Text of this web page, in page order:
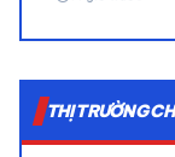
THỊ TRƯỜNG